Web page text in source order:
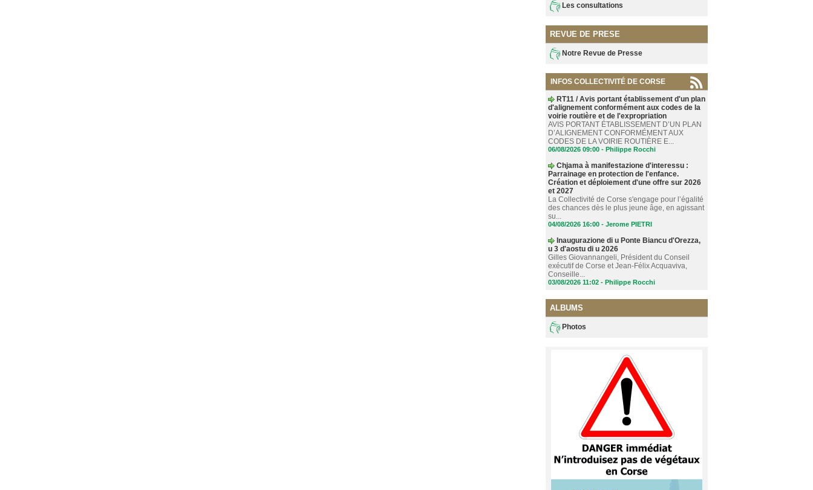
Les consultations
REVUE DE PRESE
Notre Revue de Presse
INFOS COLLECTIVITÉ DE CORSE
RT11 / Avis portant établissement d'un plan
d'alignement conformément aux codes de la
voirie routière et de l'expropriation
AVIS PORTANT ÉTABLISSEMENT D’UN PLAN
D’ALIGNEMENT CONFORMÉMENT AUX
CODES DE LA VOIRIE ROUTIÈRE E...
06/08/2026 09:00 - Philippe Rocchi
Chjama à manifestazione d'interessu :
Parrainage en protection de l'enfance.
Création et déploiement d'une offre sur 2026
et 2027
La Collectivité de Corse s'engage pour l’égalité
des chances dès le plus jeune âge, en agissant
su...
04/08/2026 16:00 - Jerome PIETRI
Inaugurazione di u Ponte Biancu d'Orezza,
u 3 d'aostu di u 2026
Gilles Giovannangeli, Président du Conseil
exécutif de Corse et Jean-Félix Acquaviva,
Conseille...
03/08/2026 11:02 - Philippe Rocchi
ALBUMS
Photos